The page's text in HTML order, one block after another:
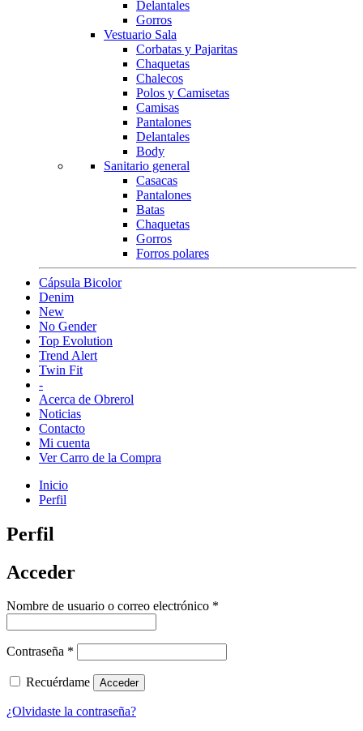
Delantales
Gorros
Vestuario Sala
Corbatas y Pajaritas
Chaquetas
Chalecos
Polos y Camisetas
Camisas
Pantalones
Delantales
Body
Sanitario general
Casacas
Pantalones
Batas
Chaquetas
Gorros
Forros polares
Cápsula Bicolor
Denim
New
No Gender
Top Evolution
Trend Alert
Twin Fit
-
Acerca de Obrerol
Noticias
Contacto
Mi cuenta
Ver Carro de la Compra
Inicio
Perfil
Perfil
Acceder
Nombre de usuario o correo electrónico *
Contraseña *
Recuérdame Acceder
¿Olvidaste la contraseña?